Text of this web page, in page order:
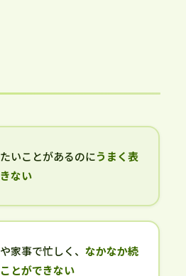
いことがあるのにうまく表
ない
家事で忙しく、なかなか続
とができない